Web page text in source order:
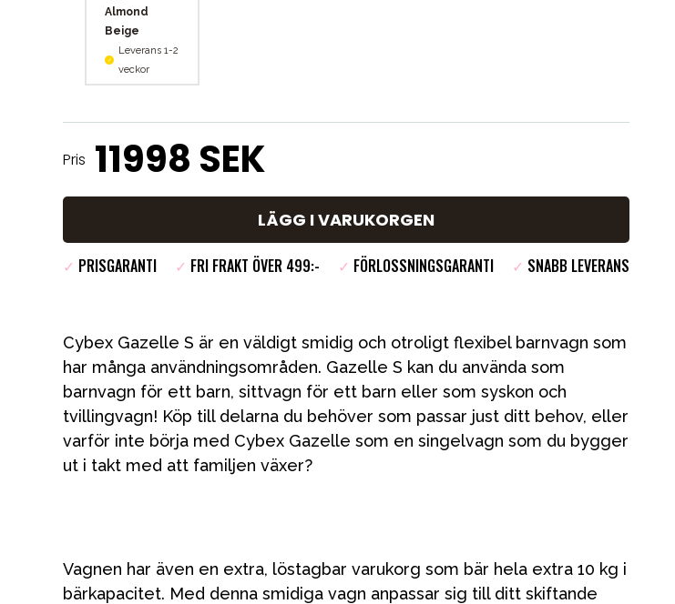
Almond
Beige
Leverans 1-2
veckor
Pris 11998 SEK
LÄGG I VARUKORGEN
✓ PRISGARANTI ✓ FRI FRAKT ÖVER 499:- ✓ FÖRLOSSNINGSGARANTI ✓ SNABB LEVERANS
Cybex Gazelle S är en väldigt smidig och otroligt flexibel barnvagn som
har många användningsområden. Gazelle S kan du använda som
barnvagn för ett barn, sittvagn för ett barn eller som syskon och
tvillingvagn! Köp till delarna du behöver som passar just ditt behov, eller
varför inte börja med Cybex Gazelle som en singelvagn som du bygger
ut i takt med att familjen växer?
Vagnen har även en extra, löstagbar varukorg som bär hela extra 10 kg i
bärkapacitet. Med denna smidiga vagn anpassar sig till ditt skiftande
Möbler & bädd
Tillbehör
Reservdelar
Presenttips
Våra favoriter
Varumärken